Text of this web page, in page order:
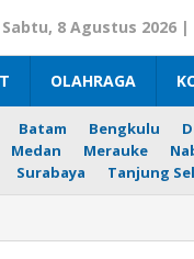
Sabtu, 8 Agustus 2026 |
OLAHRAGA
Batam Bengkulu
Medan Merauke
Surabaya Tanjung